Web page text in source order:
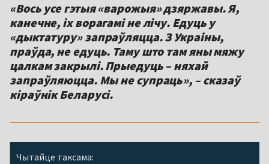
«Вось усе гэтыя «варожыя» дзяржавы. Я,
канечне, іх ворагамі не лічу. Едуць у
«дыктатуру» запраўляцца. З Украіны,
праўда, не едуць. Таму што там яны мяжу
цалкам закрылі. Прыедуць – няхай
запраўляюцца. Мы не супраць», – сказаў
кіраўнік Беларусі.
Чытайце таксама: